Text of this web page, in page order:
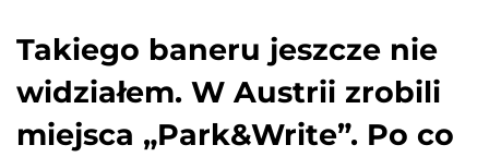
Takiego baneru jeszcze nie
widziałem. W Austrii zrobili
miejsca „Park&Write”. Po co